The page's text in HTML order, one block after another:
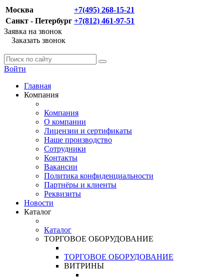
Москва
+7(495) 268-15-21
Санкт - Петербург +7(812) 461-97-51
Заявка на звонок
Заказать звонок
Войти
Главная
Компания
Компания
О компании
Лицензии и сертификаты
Наше производство
Сотрудники
Контакты
Вакансии
Политика конфиденциальности
Партнёры и клиенты
Реквизиты
Новости
Каталог
Каталог
ТОРГОВОЕ ОБОРУДОВАНИЕ
ТОРГОВОЕ ОБОРУДОВАНИЕ
ВИТРИНЫ